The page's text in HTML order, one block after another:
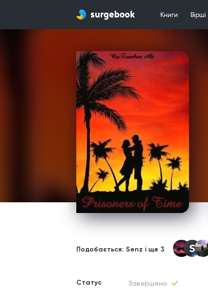
Книги Вірші
Подобається: Senz і ще 3
Статус
Завершено